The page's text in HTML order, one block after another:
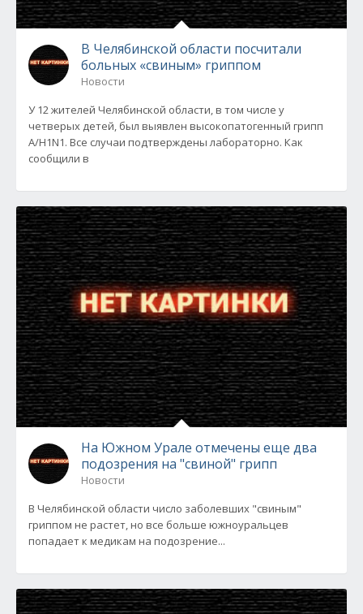
В Челябинской области посчитали
больных «свиным» гриппом
Новости
У 12 жителей Челябинской области, в том числе у
четверых детей, был выявлен высокопатогенный грипп
А/H1N1. Все случаи подтверждены лабораторно. Как
сообщили в
На Южном Урале отмечены еще два
подозрения на "свиной" грипп
Новости
В Челябинской области число заболевших "свиным"
гриппом не растет, но все больше южноуральцев
попадает к медикам на подозрение...